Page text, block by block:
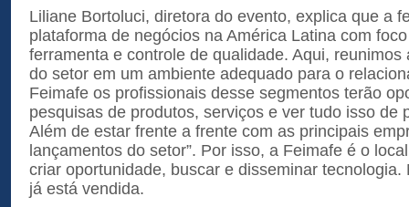
Liliane Bortoluci, diretora do evento, explica que a
plataforma de negócios na América Latina com
ferramenta e controle de qualidade. Aqui,
do setor em um ambiente adequado para o
Feimafe os profissionais desse segmentos terão
pesquisas de produtos, serviços e ver tudo isso de
Além de estar frente a frente com as principais
lançamentos do setor”. Por isso, a Feimafe é o
criar oportunidade, buscar e disseminar tecnologia.
já está vendida.